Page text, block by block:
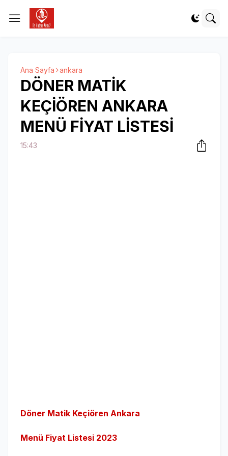
Ana Sayfa ankara
DÖNER MATİK
KEÇİÖREN ANKARA
MENÜ FİYAT LİSTESİ
15:43
Döner Matik Keçiören Ankara
Menü Fiyat Listesi 2023